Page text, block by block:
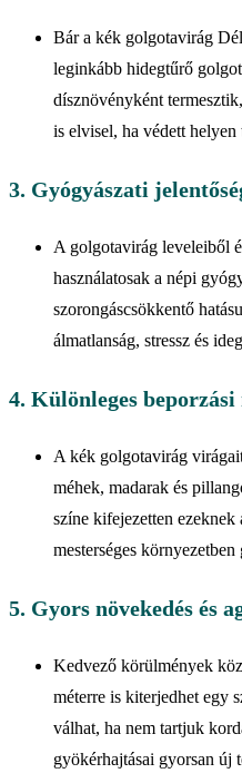
Bár a kék golgotavirág
leginkább hidegtűrő
dísznövényként
is elvisel, ha védett helyen
3. Gyógyászati
A golgotavirág leveleiből
használatosak a népi
szorongáscsökkentő
álmatlanság, stressz és
4. Különleges
A kék golgotavirág
méhek, madarak és
színe kifejezetten
mesterséges
5. Gyors növekedés és
Kedvező körülmények
méterre is kiterjedhet egy
válhat, ha nem tartjuk
gyökérhajtásai gyorsan új